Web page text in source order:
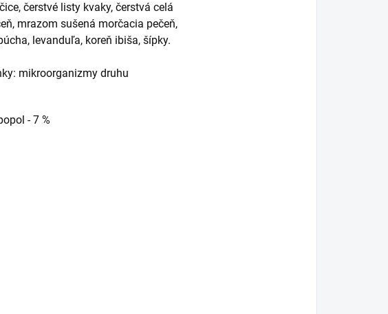
čerstvé listy kvaky, čerstvá celá
mrazom sušená morčacia pečeň,
levanduľa, koreň ibiša, šípky.
mikroorganizmy druhu
- 7 %